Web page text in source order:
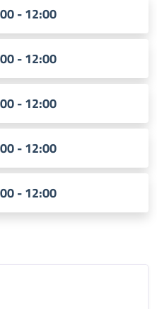
- 12:00
- 12:00
- 12:00
- 12:00
- 12:00